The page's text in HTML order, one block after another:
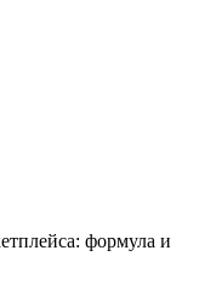
формула и